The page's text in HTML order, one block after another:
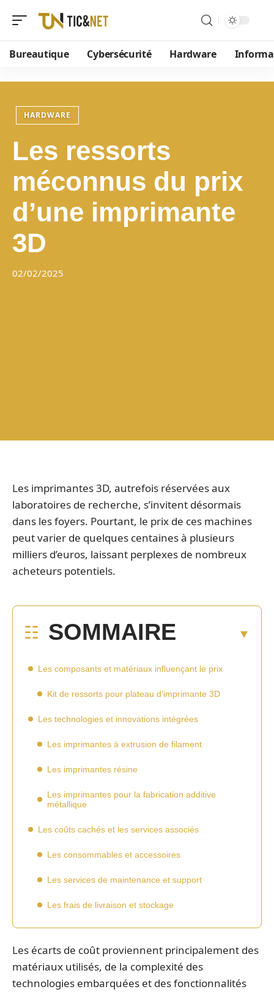
Bureautique Cybersécurité Hardware
HARDWARE
Les ressorts
méconnus du prix
d’une imprimante
3D
02/02/2025
Les imprimantes 3D, autrefois réservées aux
laboratoires de recherche, s’invitent désormais
dans les foyers. Pourtant, le prix de ces machines
peut varier de quelques centaines à plusieurs
milliers d’euros, laissant perplexes de nombreux
acheteurs potentiels.
SOMMAIRE
Les composants et matériaux influençant le prix
Kit de ressorts pour plateau d’imprimante 3D
Les technologies et innovations intégrées
Les imprimantes à extrusion de filament
Les imprimantes résine
Les imprimantes pour la fabrication additive
métallique
Les coûts cachés et les services associés
Les consommables et accessoires
Les services de maintenance et support
Les frais de livraison et stockage
Les écarts de coût proviennent principalement des
matériaux utilisés, de la complexité des
technologies embarquées et des fonctionnalités